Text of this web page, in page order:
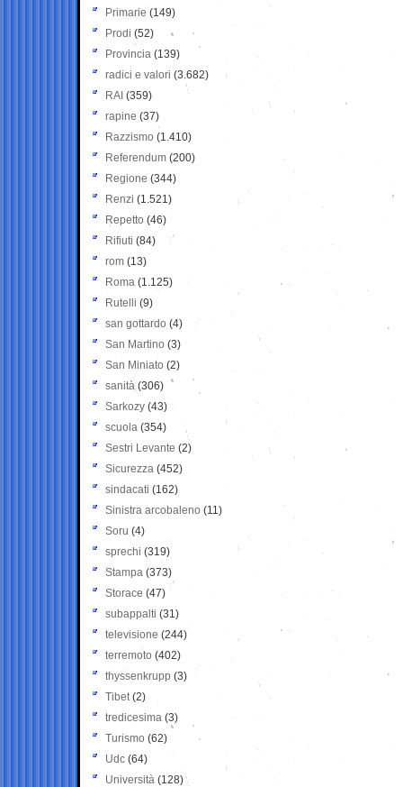
Primarie (149)
Prodi (52)
Provincia (139)
radici e valori (3.682)
RAI (359)
rapine (37)
Razzismo (1.410)
Referendum (200)
Regione (344)
Renzi (1.521)
Repetto (46)
Rifiuti (84)
rom (13)
Roma (1.125)
Rutelli (9)
san gottardo (4)
San Martino (3)
San Miniato (2)
sanità (306)
Sarkozy (43)
scuola (354)
Sestri Levante (2)
Sicurezza (452)
sindacati (162)
Sinistra arcobaleno (11)
Soru (4)
sprechi (319)
Stampa (373)
Storace (47)
subappalti (31)
televisione(244)
terremoto (402)
thyssenkrupp (3)
Tibet(2)
tredicesima (3)
Turismo (62)
Udc (64)
Università (128)